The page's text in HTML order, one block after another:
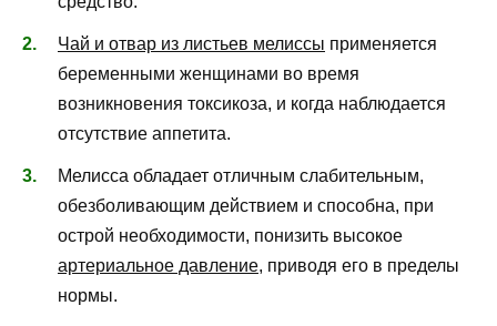
Чай и отвар из листьев мелиссы применяется
беременными женщинами во время
возникновения токсикоза, и когда наблюдается
отсутствие аппетита.
Мелисса обладает отличным слабительным,
обезболивающим действием и способна, при
острой необходимости, понизить высокое
артериальное давление, приводя его в пределы
нормы.